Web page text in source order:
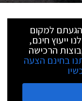
הגעתם למקום
ייעוץ חינם,
הרכישה
בחינם הצעה